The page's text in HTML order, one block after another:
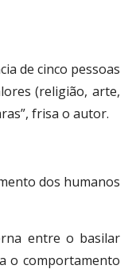
de cinco pessoas
(religião, arte,
frisa o autor.
dos humanos
entre o basilar
o comportamento